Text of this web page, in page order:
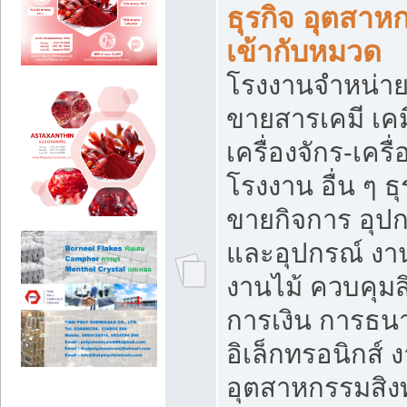
ธุรกิจ อุตสาห
เข้ากับหมวด
โรงงานจำหน่
ขายสารเคมี เ
เครื่องจักร-เค
โรงงาน อื่น ๆ
ขายกิจการ อุป
และอุปกรณ์ ง
งานไม้ ควบคุม
การเงิน การธ
อิเล็กทรอนิกส์
อุตสาหกรรมสิ